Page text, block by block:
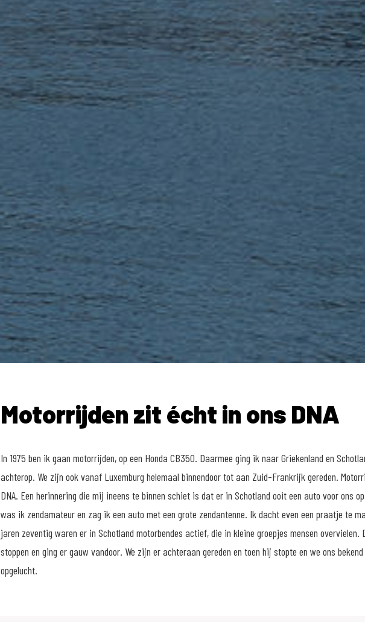
Motorrijden zit écht in ons DNA
In 1975 ben ik gaan motorrijden, op een Honda CB350. Daarmee ging ik naar Griekenland en
achterop. We zijn ook vanaf Luxemburg helemaal binnendoor tot aan Zuid-Frankrijk gereden.
DNA. Een herinnering die mij ineens te binnen schiet is dat er in Schotland ooit een auto voor ons
was ik zendamateur en zag ik een auto met een grote zendantenne. Ik dacht even een praatje te
jaren zeventig waren er in Schotland motorbendes actief, die in kleine groepjes mensen overvielen.
stoppen en ging er gauw vandoor. We zijn er achteraan gereden en toen hij stopte en we ons
opgelucht.